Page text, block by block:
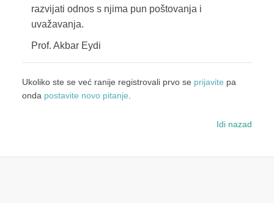
razvijati odnos s njima pun poštovanja i
uvažavanja.
Prof. Akbar Eydi
Ukoliko ste se već ranije registrovali prvo se prijavite pa
onda postavite novo pitanje.
Idi nazad